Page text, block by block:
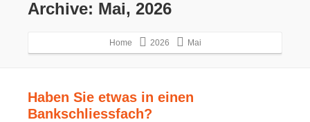
Archive: Mai, 2026
Home 2026 Mai
Haben Sie etwas in einen
Bankschliessfach?